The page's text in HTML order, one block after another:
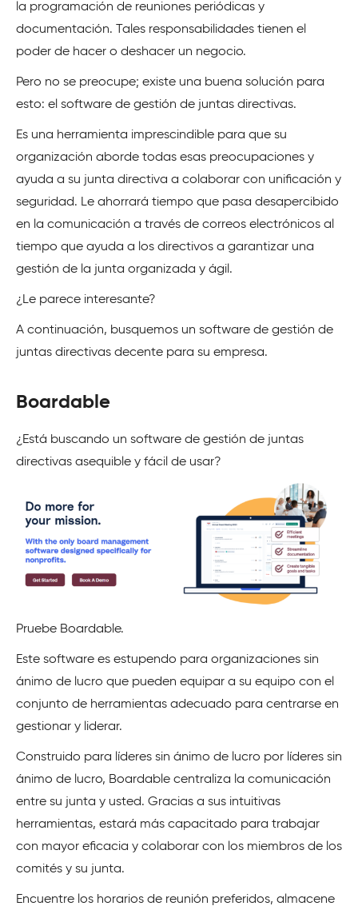
la programación de reuniones periódicas y
documentación. Tales responsabilidades tienen el
poder de hacer o deshacer un negocio.
Pero no se preocupe; existe una buena solución para
esto: el software de gestión de juntas directivas.
Es una herramienta imprescindible para que su
organización aborde todas esas preocupaciones y
ayuda a su junta directiva a colaborar con unificación y
seguridad. Le ahorrará tiempo que pasa desapercibido
en la comunicación a través de correos electrónicos al
tiempo que ayuda a los directivos a garantizar una
gestión de la junta organizada y ágil.
¿Le parece interesante?
A continuación, busquemos un software de gestión de
juntas directivas decente para su empresa.
Boardable
¿Está buscando un software de gestión de juntas
directivas asequible y fácil de usar?
Pruebe Boardable.
Este software es estupendo para organizaciones sin
ánimo de lucro que pueden equipar a su equipo con el
conjunto de herramientas adecuado para centrarse en
gestionar y liderar.
Construido para líderes sin ánimo de lucro por líderes sin
ánimo de lucro, Boardable centraliza la comunicación
entre su junta y usted. Gracias a sus intuitivas
herramientas, estará más capacitado para trabajar
con mayor eficacia y colaborar con los miembros de los
comités y su junta.
Encuentre los horarios de reunión preferidos, almacene